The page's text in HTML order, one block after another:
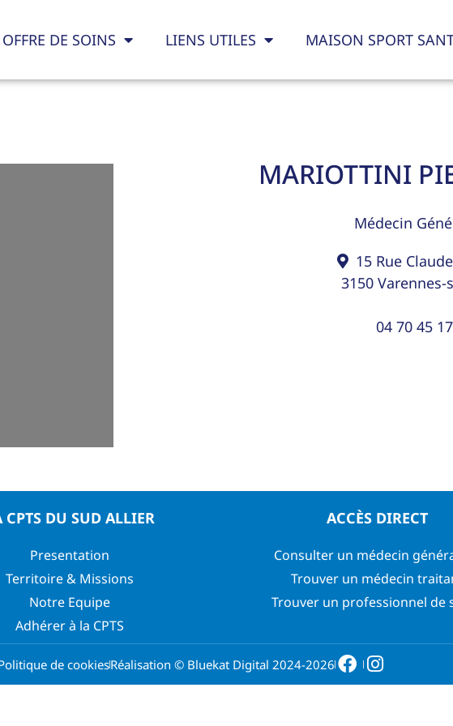
OFFRE DE SOINS LIENS UTILES MAISON SPORT
MARIOTTINI
Médecin
15 Rue
3150 Varennes-
04 70 45
CPTS DU SUD ALLIER
Presentation
Territoire & Missions
Notre Equipe
Adhérer à la CPTS
ACCÈS DIRECT
Consulter un médecin
Trouver un médecin
Trouver un professionnel de
de cookiesRéalisation © Bluekat Digital 2024-2026